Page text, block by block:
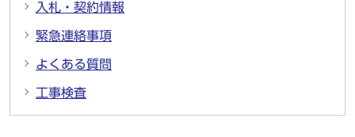
入札・契約情報
緊急連絡事項
よくある質問
工事検査